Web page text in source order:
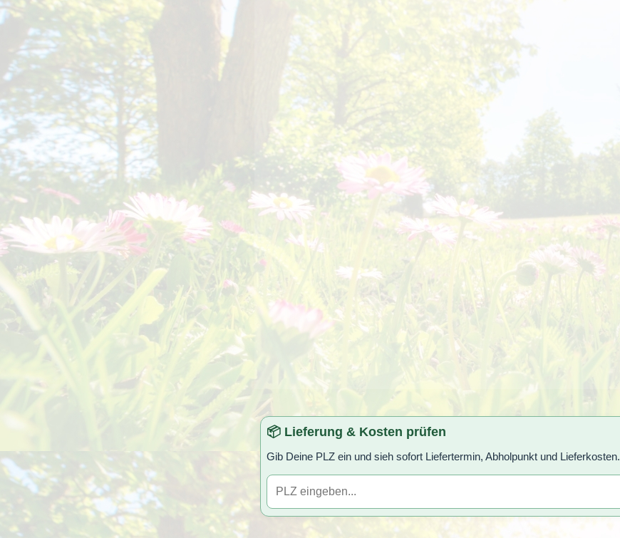
📦 Lieferung & Kosten prüfen
Gib Deine PLZ ein und sieh sofort Liefertermin, Abholpunkt und Lieferkosten.